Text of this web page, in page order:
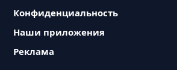
Конфиденциальность
Наши приложения
Реклама